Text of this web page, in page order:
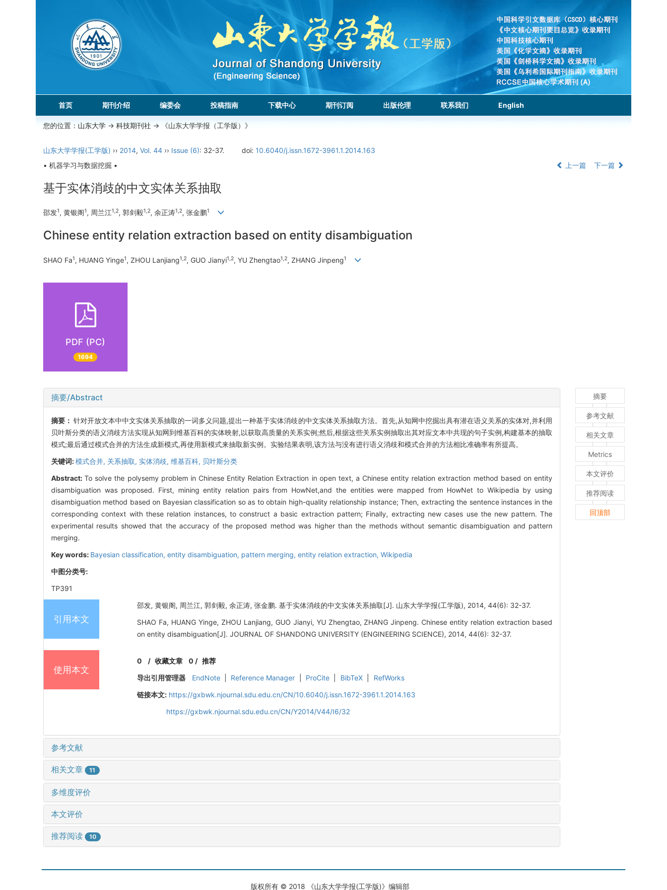
首页 期刊介绍 编委会 投稿指南 下载中心 期刊订阅 出版伦理 联系我们 English
您的位置： 山东大学 -> 科技期刊社 -> 《山东大学学报（工学版）》
山东大学学报(工学版) ›› 2014, Vol. 44 ›› Issue (6): 32-37. doi: 10.6040/j.issn.1672-3961.1.2014.163
• 机器学习与数据挖掘 •
上一篇 下一篇
基于实体消歧的中文实体关系抽取
邵发1, 黄银阁1, 周兰江1,2, 郭剑毅1,2, 余正涛1,2, 张金鹏1
Chinese entity relation extraction based on entity disambiguation
SHAO Fa1, HUANG Yinge1, ZHOU Lanjiang1,2, GUO Jianyi1,2, YU Zhengtao1,2, ZHANG Jinpeng1
PDF (PC)
1694
摘要/Abstract
摘要：针对开放文本中中文实体关系抽取的一词多义问题,提出一种基于实体消歧的中文实体关系抽取方法。首先,从知网中挖掘出具有潜在语义关系的实体对,并利用
贝叶斯分类的语义消歧方法实现从知网到维基百科的实体映射,以获取高质量的关系实例;然后,根据这些关系实例抽取出其对应文本中共现的句子实例,构建基本的抽取
模式;最后通过模式合并的方法生成新模式,再使用新模式来抽取新实例。实验结果表明,该方法与没有进行语义消歧和模式合并的方法相比准确率有所提高。
关键词:模式合并, 关系抽取, 实体消歧, 维基百科, 贝叶斯分类
Abstract:To solve the polysemy problem in Chinese Entity Relation Extraction in open text, a Chinese entity relation extraction method based on entity
disambiguation was proposed. First, mining entity relation pairs from HowNet,and the entities were mapped from HowNet to Wikipedia by using
disambiguation method based on Bayesian classification so as to obtain high-quality relationship instance; Then, extracting the sentence instances in the
corresponding context with these relation instances, to construct a basic extraction pattern; Finally, extracting new cases use the new pattern. The
experimental results showed that the accuracy of the proposed method was higher than the methods without semantic disambiguation and pattern
merging.
Key words: Bayesian classification, entity disambiguation, pattern merging, entity relation extraction, Wikipedia
中图分类号:
TP391
引用本文
邵发, 黄银阁, 周兰江, 郭剑毅, 余正涛, 张金鹏. 基于实体消歧的中文实体关系抽取[J]. 山东大学学报(工学版), 2014, 44(6): 32-37.
SHAO Fa, HUANG Yinge, ZHOU Lanjiang, GUO Jianyi, YU Zhengtao, ZHANG Jinpeng. Chinese entity relation extraction based
on entity disambiguation[J]. JOURNAL OF SHANDONG UNIVERSITY (ENGINEERING SCIENCE), 2014, 44(6): 32-37.
使用本文
0 /收藏文章 0 / 推荐
导出引用管理器
EndNote Reference Manager ProCite BibTeX
RefWorks
链接本文: https://gxbwk.njournal.sdu.edu.cn/CN/10.6040/j.issn.1672-3961.1.2014.163
https://gxbwk.njournal.sdu.edu.cn/CN/Y2014/V44/I6/32
参考文献
相关文章 11
多维度评价
本文评价
推荐阅读 10
摘要
参考文献
相关文章
Metrics
本文评价
推荐阅读
回顶部
版权所有 © 2018 《山东大学学报(工学版)》编辑部